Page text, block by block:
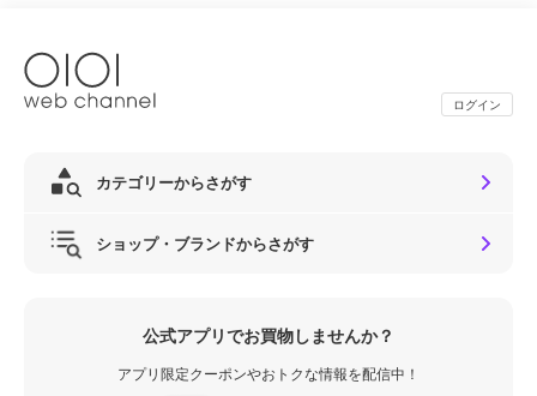
ログイン
カテゴリーからさがす
ショップ・ブランドからさがす
公式アプリでお買物しませんか？
アプリ限定クーポンやおトクな情報を配信中！